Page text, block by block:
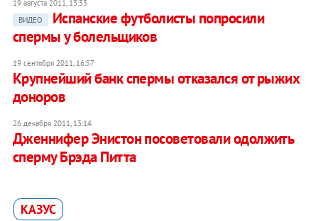
19 августа 2011, 13:33
ВИДЕО
Испанские футболисты попросили
спермы у болельщиков
19 сентября 2011, 16:57
Крупнейший банк спермы отказался от рыжих
доноров
26 декабря 2011, 13:14
Дженнифер Энистон посоветовали одолжить
сперму Брэда Питта
КАЗУС